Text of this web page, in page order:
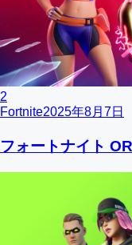
2
Fortnite2025年8月7日
フォートナイト